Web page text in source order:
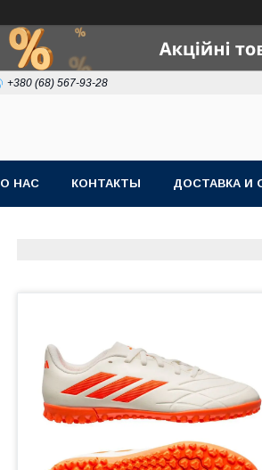
+380 (68) 567-93-28
О НАС КОНТАКТЫ ДОСТАВКА И